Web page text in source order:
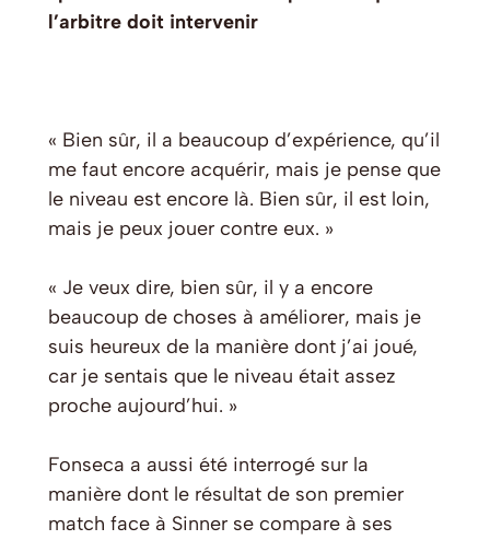
l’arbitre doit intervenir
« Bien sûr, il a beaucoup d’expérience, qu’il
me faut encore acquérir, mais je pense que
le niveau est encore là. Bien sûr, il est loin,
mais je peux jouer contre eux. »
« Je veux dire, bien sûr, il y a encore
beaucoup de choses à améliorer, mais je
suis heureux de la manière dont j’ai joué,
car je sentais que le niveau était assez
proche aujourd’hui. »
Fonseca a aussi été interrogé sur la
manière dont le résultat de son premier
match face à Sinner se compare à ses